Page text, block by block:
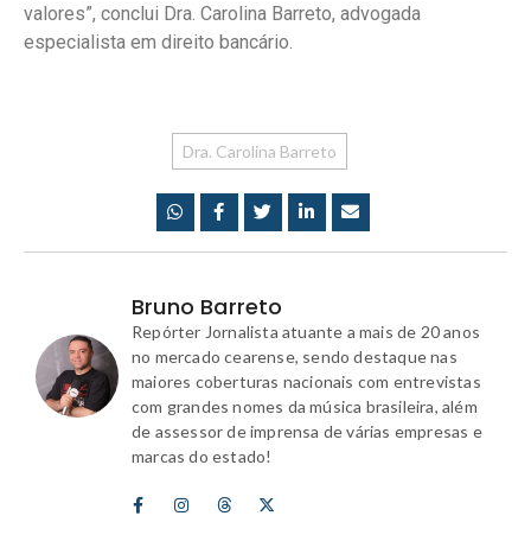
valores”, conclui Dra. Carolina Barreto, advogada
especialista em direito bancário.
Dra. Carolina Barreto
Bruno Barreto
Repórter Jornalista atuante a mais de 20 anos
no mercado cearense, sendo destaque nas
maiores coberturas nacionais com entrevistas
com grandes nomes da música brasileira, além
de assessor de imprensa de várias empresas e
marcas do estado!